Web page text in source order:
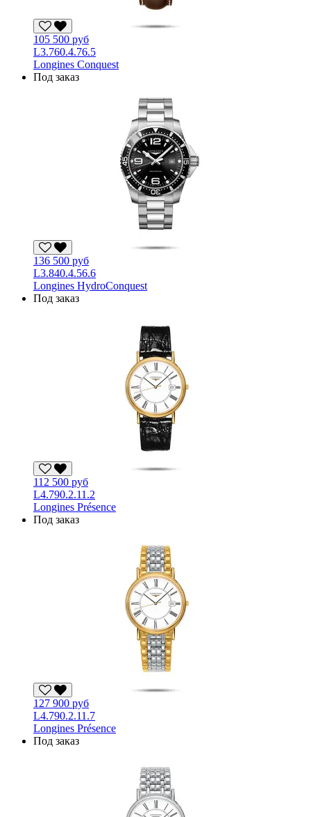
105 500 руб
L3.760.4.76.5
Longines Conquest
Под заказ
136 500 руб
L3.840.4.56.6
Longines HydroConquest
Под заказ
112 500 руб
L4.790.2.11.2
Longines Présence
Под заказ
127 900 руб
L4.790.2.11.7
Longines Présence
Под заказ